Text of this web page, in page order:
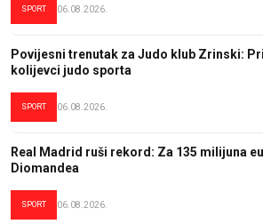
SPORT 06.08.2026.
Povijesni trenutak za Judo klub Zrinski:
kolijevci judo sporta
SPORT 06.08.2026.
Real Madrid ruši rekord: Za 135 milijuna
Diomandea
SPORT 06.08.2026.